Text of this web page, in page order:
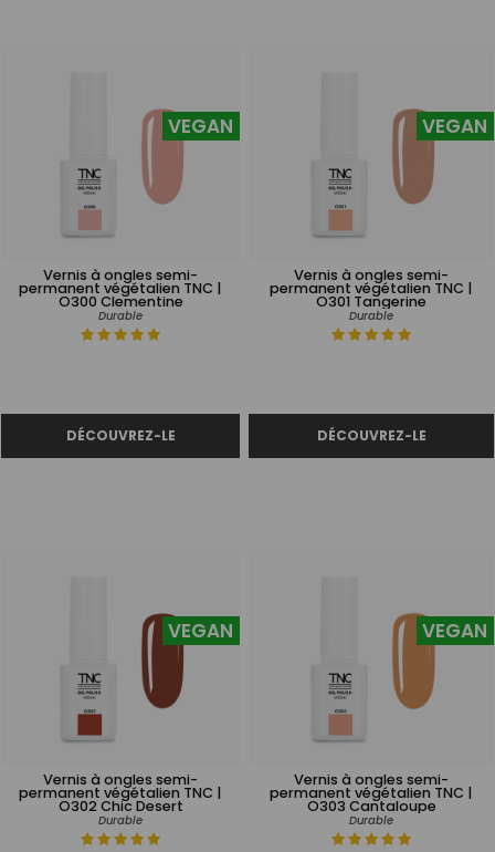
Vernis à ongles semi-
permanent végétalien TNC |
O300 Clementine
Durable
VEGAN
Vernis à ongles semi-
permanent végétalien TNC |
O301 Tangerine
Durable
VEGAN
Vernis à ongles semi-
permanent végétalien TNC |
O302 Chic Desert
Durable
VEGAN
Vernis à ongles semi-
permanent végétalien TNC |
O303 Cantaloupe
Durable
VEGAN